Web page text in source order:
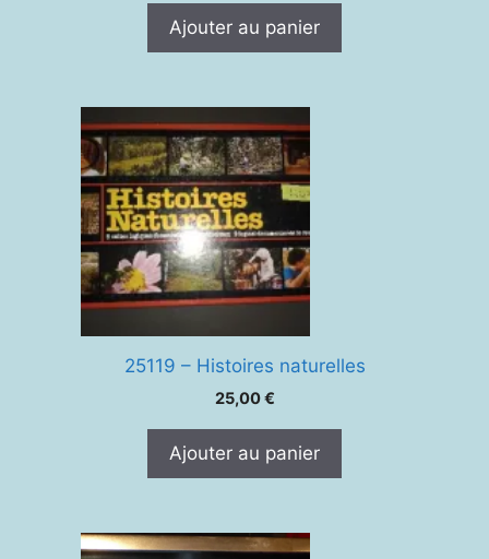
était :
est :
Ajouter au panier
25119 – Histoires naturelles
25,00€
Ajouter au panier